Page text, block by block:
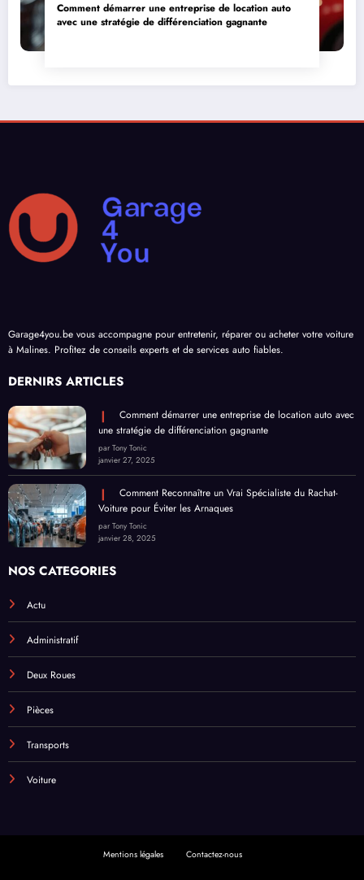
Comment démarrer une entreprise de location auto
avec une stratégie de différenciation gagnante
Garage4you.be vous accompagne pour entretenir, réparer ou acheter votre voiture
à Malines. Profitez de conseils experts et de services auto fiables.
DERNIRS ARTICLES
Comment démarrer une entreprise de location auto avec
une stratégie de différenciation gagnante
par Tony Tonic
janvier 27, 2025
Comment Reconnaître un Vrai Spécialiste du Rachat-
Voiture pour Éviter les Arnaques
par Tony Tonic
janvier 28, 2025
NOS CATEGORIES
Actu
Administratif
Deux Roues
Pièces
Transports
Voiture
Mentions légales Contactez-nous